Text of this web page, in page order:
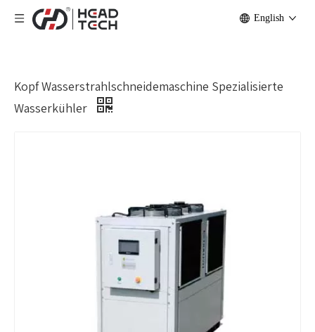
English
Kopf Wasserstrahlschneidemaschine Spezialisierte
Wasserkühler